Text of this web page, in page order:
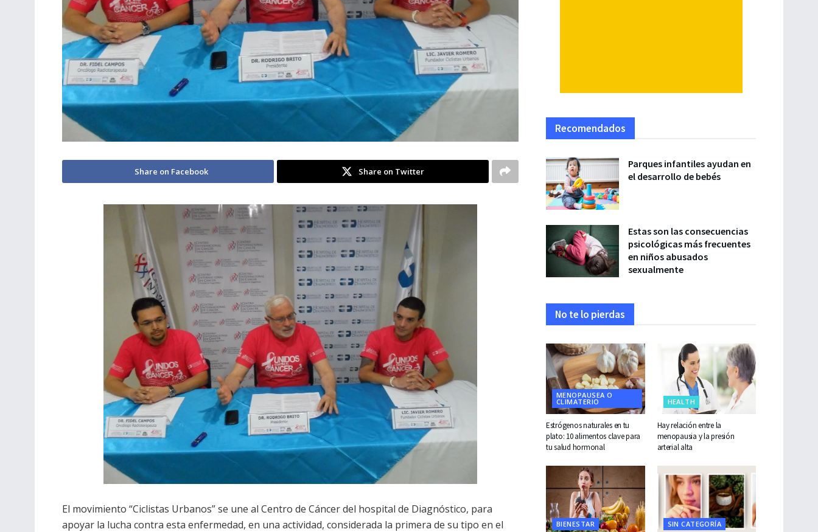
Share on Facebook Share on Twitter
El movimiento “Ciclistas Urbanos” se une al Centro de Cáncer del hospital de Diagnóstico, para
apoyar la lucha contra esta enfermedad, en una actividad, considerada la primera de su tipo en el
Recomendados
Parques infantiles ayudan en
el desarrollo de bebés
Estas son las consecuencias
psicológicas más frecuentes
en niños abusados
sexualmente
No te lo pierdas
MENOPAUSEA O
CLIMATERIO
Estrógenos naturales en tu
plato: 10 alimentos clave para
tu salud hormonal
HEALTH
Hay relación entre la
menopausia y la presión
arterial alta
BIENESTAR SIN CATEGORÍA